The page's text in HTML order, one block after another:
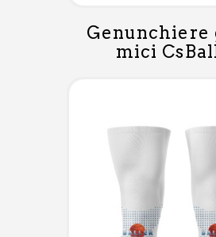
Genunchiere
mici